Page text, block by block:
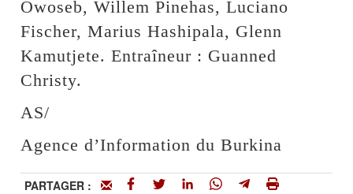
Owoseb, Willem Pinehas, Luciano
Fischer, Marius Hashipala, Glenn
Kamutjete. Entraîneur : Guanned
Christy.
AS/
Agence d’Information du Burkina
PARTAGER :